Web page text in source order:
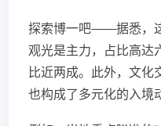
探索博一吧——据悉，
观光是主力，占比高达
比近两成。此外，文化
也构成了多元化的入境